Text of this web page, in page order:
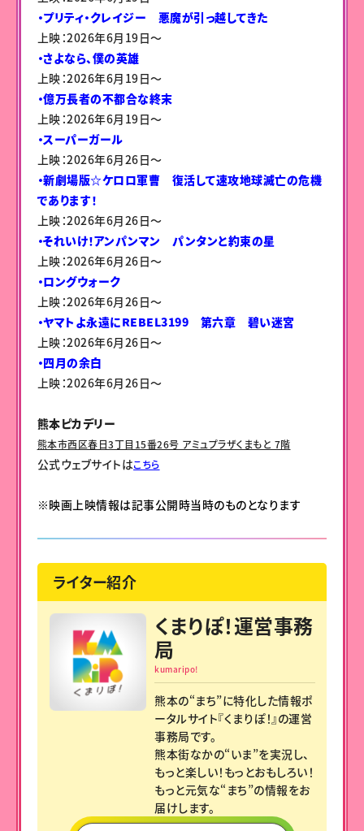
・プリティ・クレイジー 悪魔が引っ越してきた
上映：2026年6月19日〜
・さよなら、僕の英雄
上映：2026年6月19日〜
・億万長者の不都合な終末
上映：2026年6月19日〜
・スーパーガール
上映：2026年6月26日〜
・新劇場版☆ケロロ軍曹 復活して速攻地球滅亡の危機
であります！
上映：2026年6月26日〜
・それいけ！アンパンマン パンタンと約束の星
上映：2026年6月26日〜
・ロングウォーク
上映：2026年6月26日〜
・ヤマトよ永遠にREBEL3199 第六章 碧い迷宮
上映：2026年6月26日〜
・四月の余白
上映：2026年6月26日〜
熊本ピカデリー
熊本市西区春日3丁目15番26号 アミュプラザくまもと 7階
公式ウェブサイトはこちら
※映画上映情報は記事公開時当時のものとなります
ライター紹介
くまりぽ！運営事務
局
kumaripo!
熊本の“まち”に特化した情報ポ
ータルサイト『くまりぽ！』の運営
事務局です。
熊本街なかの“いま”を実況し、
もっと楽しい！もっとおもしろい！
もっと元気な“まち”の情報をお
届けします。